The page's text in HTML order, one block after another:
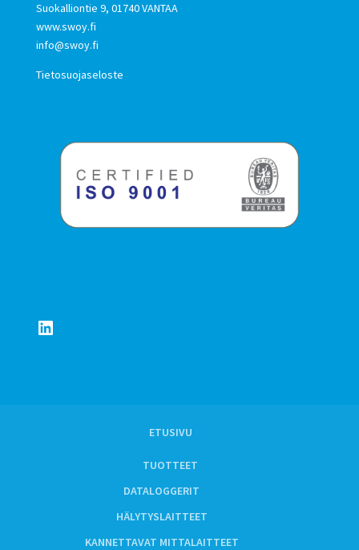
Suokalliontie 9, 01740 VANTAA
www.swoy.fi
info@swoy.fi
Tietosuojaseloste
LinkedIn
ETUSIVU
TUOTTEET
DATALOGGERIT
HÄLYTYSLAITTEET
KANNETTAVAT MITTALAITTEET